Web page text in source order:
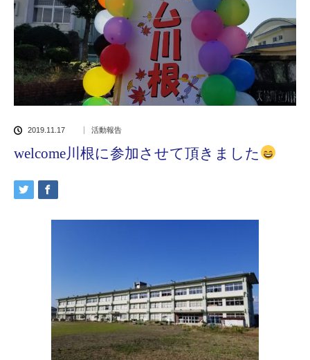
2019.11.17 活動報告
welcome川根に参加させて頂きました